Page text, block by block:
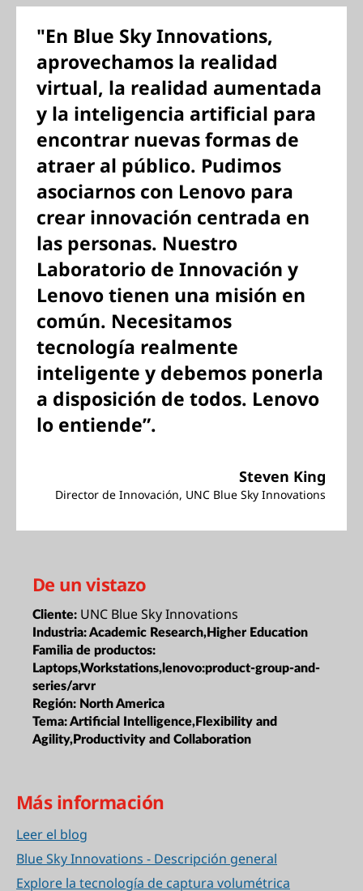
"En Blue Sky Innovations,
aprovechamos la realidad
virtual, la realidad aumentada
y la inteligencia artificial para
encontrar nuevas formas de
atraer al público. Pudimos
asociarnos con Lenovo para
crear innovación centrada en
las personas. Nuestro
Laboratorio de Innovación y
Lenovo tienen una misión en
común. Necesitamos
tecnología realmente
inteligente y debemos ponerla
a disposición de todos. Lenovo
lo entiende”.
Steven King
Director de Innovación, UNC Blue Sky Innovations
De un vistazo
Cliente: UNC Blue Sky Innovations
Industria:Academic Research,Higher Education
Familia de productos:
Laptops,Workstations,lenovo:product-group-and-
series/arvr
Región: North America
Tema:Artificial Intelligence,Flexibility and
Agility,Productivity and Collaboration
Más información
Leer el blog
Blue Sky Innovations - Descripción general
Explore la tecnología de captura volumétrica